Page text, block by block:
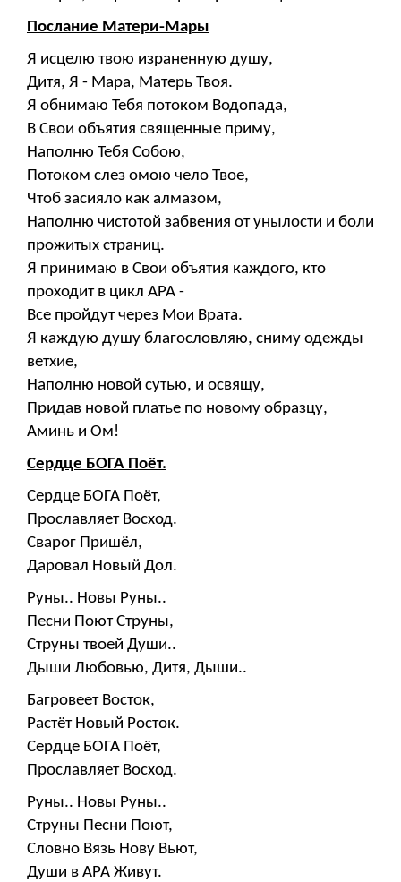
Послание Матери-Мары
Я исцелю твою израненную душу,
Дитя, Я - Мара, Матерь Твоя.
Я обнимаю Тебя потоком Водопада,
В Свои объятия священные приму,
Наполню Тебя Собою,
Потоком слез омою чело Твое,
Чтоб засияло как алмазом,
Наполню чистотой забвения от унылости и боли
прожитых страниц.
Я принимаю в Свои объятия каждого, кто
проходит в цикл АРА -
Все пройдут через Мои Врата.
Я каждую душу благословляю, сниму одежды
ветхие,
Наполню новой сутью, и освящу,
Придав новой платье по новому образцу,
Аминь и Ом!
Сердце БОГА Поёт.
Сердце БОГА Поёт,
Прославляет Восход.
Сварог Пришёл,
Даровал Новый Дол.
Руны.. Новы Руны..
Песни Поют Струны,
Струны твоей Души..
Дыши Любовью, Дитя, Дыши..
Багровеет Восток,
Растёт Новый Росток.
Сердце БОГА Поёт,
Прославляет Восход.
Руны.. Новы Руны..
Струны Песни Поют,
Словно Вязь Нову Вьют,
Души в АРА Живут.